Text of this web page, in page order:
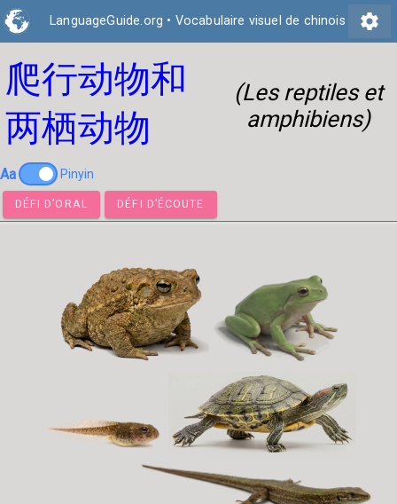
LanguageGuide.org • Vocabulaire visuel de chinois settings
爬行动物和
两栖动物
(Les reptiles et
amphibiens)
Aa Pinyin